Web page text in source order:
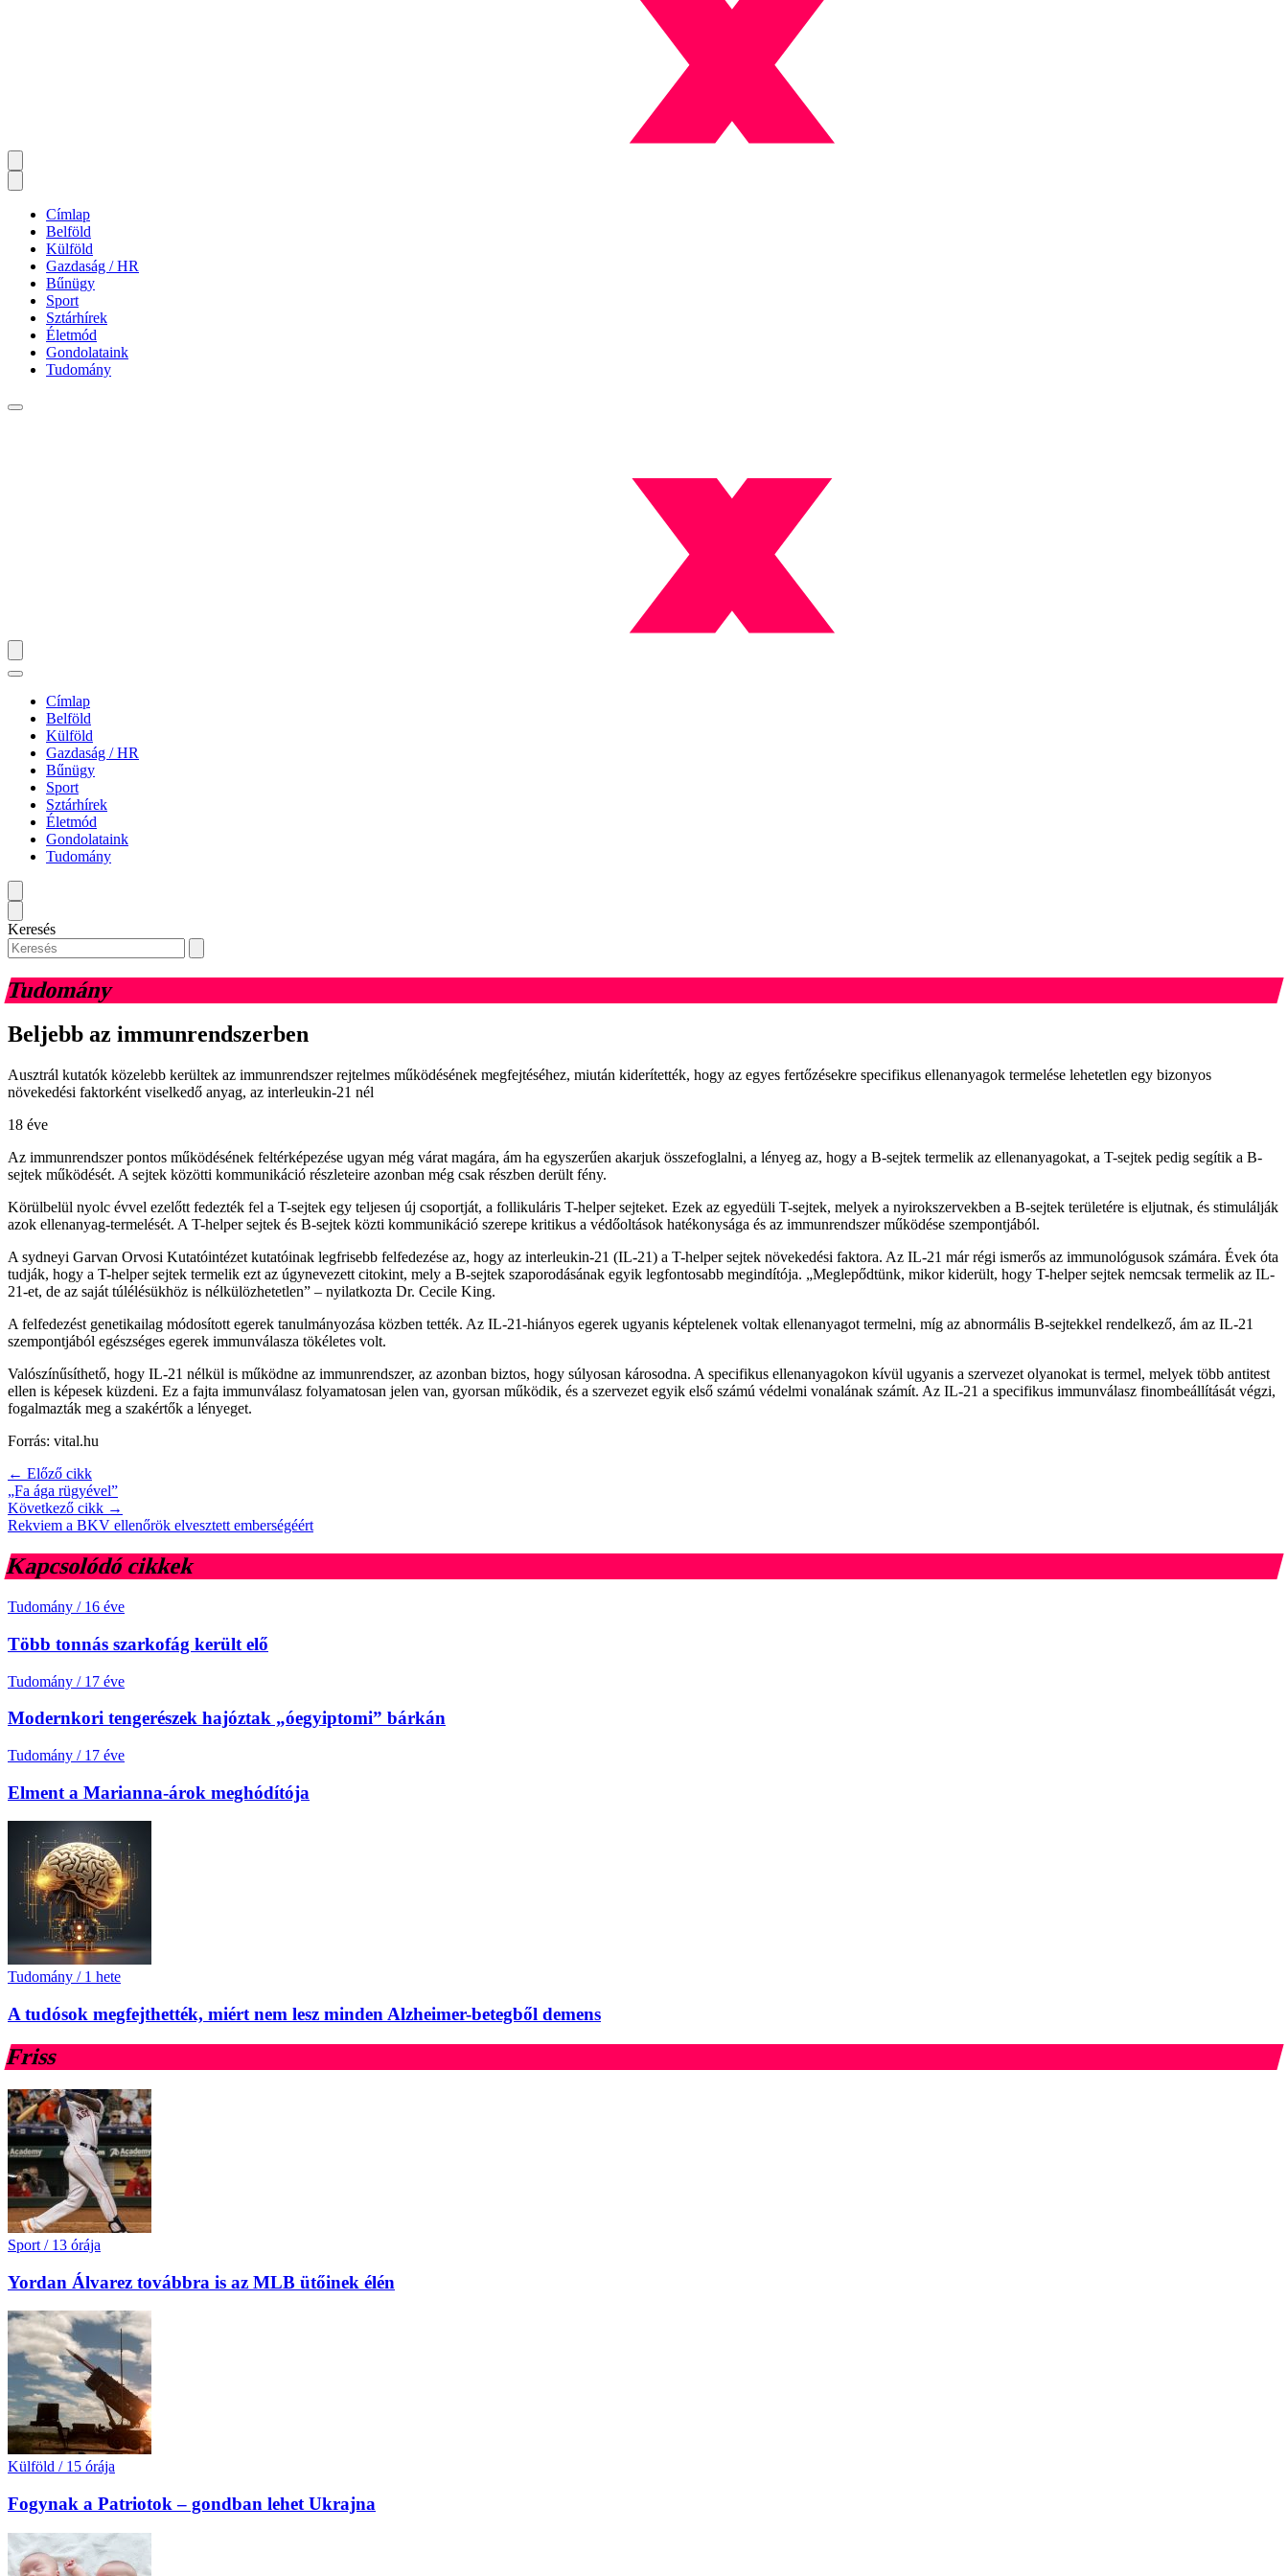
Címlap
Belföld
Külföld
Gazdaság / HR
Bűnügy
Sport
Sztárhírek
Életmód
Gondolataink
Tudomány
Címlap
Belföld
Külföld
Gazdaság / HR
Bűnügy
Sport
Sztárhírek
Életmód
Gondolataink
Tudomány
Keresés
Tudomány
Beljebb az immunrendszerben
Ausztrál kutatók közelebb kerültek az immunrendszer rejtelmes működésének megfejtéséhez, miután kiderítették, hogy az egyes fertőzésekre specifikus ellenanyagok termelése lehetetlen egy bizonyos
növekedési faktorként viselkedő anyag, az interleukin-21 nél
18 éve
Az immunrendszer pontos működésének feltérképezése ugyan még várat magára, ám ha egyszerűen akarjuk összefoglalni, a lényeg az, hogy a B-sejtek termelik az ellenanyagokat, a T-sejtek pedig segítik a B-
sejtek működését. A sejtek közötti kommunikáció részleteire azonban még csak részben derült fény.
Körülbelül nyolc évvel ezelőtt fedezték fel a T-sejtek egy teljesen új csoportját, a follikuláris T-helper sejteket. Ezek az egyedüli T-sejtek, melyek a nyirokszervekben a B-sejtek területére is eljutnak, és stimulálják
azok ellenanyag-termelését. A T-helper sejtek és B-sejtek közti kommunikáció szerepe kritikus a védőoltások hatékonysága és az immunrendszer működése szempontjából.
A sydneyi Garvan Orvosi Kutatóintézet kutatóinak legfrisebb felfedezése az, hogy az interleukin-21 (IL-21) a T-helper sejtek növekedési faktora. Az IL-21 már régi ismerős az immunológusok számára. Évek óta
tudják, hogy a T-helper sejtek termelik ezt az úgynevezett citokint, mely a B-sejtek szaporodásának egyik legfontosabb megindítója. „Meglepődtünk, mikor kiderült, hogy T-helper sejtek nemcsak termelik az IL-
21-et, de az saját túlélésükhöz is nélkülözhetetlen” – nyilatkozta Dr. Cecile King.
A felfedezést genetikailag módosított egerek tanulmányozása közben tették. Az IL-21-hiányos egerek ugyanis képtelenek voltak ellenanyagot termelni, míg az abnormális B-sejtekkel rendelkező, ám az IL-21
szempontjából egészséges egerek immunválasza tökéletes volt.
Valószínűsíthető, hogy IL-21 nélkül is működne az immunrendszer, az azonban biztos, hogy súlyosan károsodna. A specifikus ellenanyagokon kívül ugyanis a szervezet olyanokat is termel, melyek több antitest
ellen is képesek küzdeni. Ez a fajta immunválasz folyamatosan jelen van, gyorsan működik, és a szervezet egyik első számú védelmi vonalának számít. Az IL-21 a specifikus immunválasz finombeállítását végzi,
fogalmazták meg a szakértők a lényeget.
Forrás: vital.hu
← Előző cikk
„Fa ága rügyével”
Következő cikk →
Rekviem a BKV ellenőrök elvesztett emberségéért
Kapcsolódó cikkek
Tudomány / 16 éve
Több tonnás szarkofág került elő
Tudomány / 17 éve
Modernkori tengerészek hajóztak „óegyiptomi” bárkán
Tudomány / 17 éve
Elment a Marianna-árok meghódítója
Tudomány / 1 hete
A tudósok megfejthették, miért nem lesz minden Alzheimer-betegből demens
Friss
Sport / 13 órája
Yordan Álvarez továbbra is az MLB ütőinek élén
Külföld / 15 órája
Fogynak a Patriotok – gondban lehet Ukrajna